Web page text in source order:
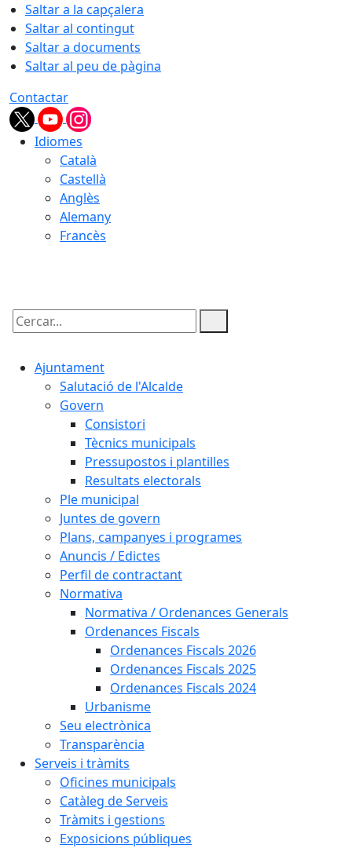
Saltar a la capçalera
Saltar al contingut
Saltar a documents
Saltar al peu de pàgina
Contactar
Idiomes
Català
Castellà
Anglès
Alemany
Francès
Cercar:
Ajuntament
Salutació de l'Alcalde
Govern
Consistori
Tècnics municipals
Pressupostos i plantilles
Resultats electorals
Ple municipal
Juntes de govern
Plans, campanyes i programes
Anuncis / Edictes
Perfil de contractant
Normativa
Normativa / Ordenances Generals
Ordenances Fiscals
Ordenances Fiscals 2026
Ordenances Fiscals 2025
Ordenances Fiscals 2024
Urbanisme
Seu electrònica
Transparència
Serveis i tràmits
Oficines municipals
Catàleg de Serveis
Tràmits i gestions
Exposicions públiques